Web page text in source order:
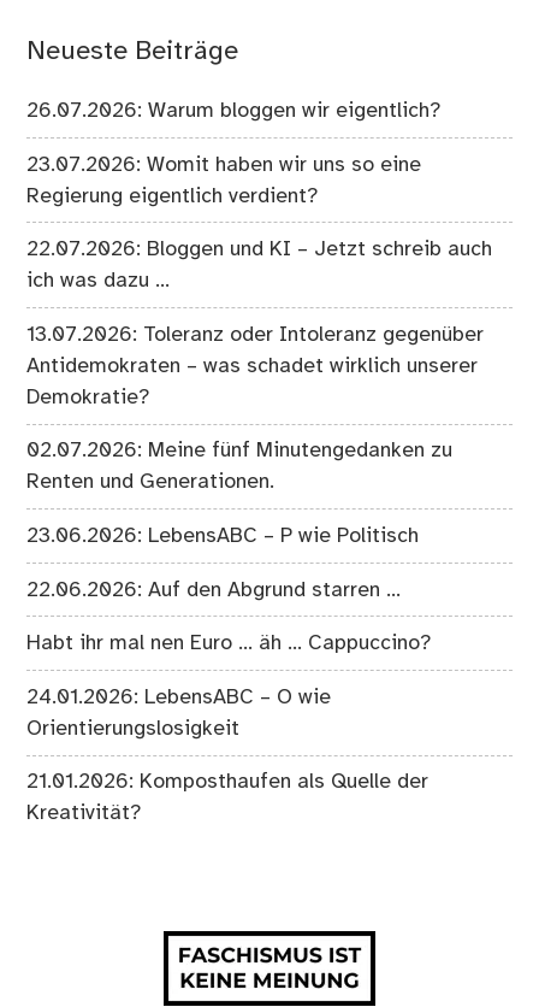
Neueste Beiträge
26.07.2026: Warum bloggen wir eigentlich?
23.07.2026: Womit haben wir uns so eine
Regierung eigentlich verdient?
22.07.2026: Bloggen und KI – Jetzt schreib auch
ich was dazu …
13.07.2026: Toleranz oder Intoleranz gegenüber
Antidemokraten – was schadet wirklich unserer
Demokratie?
02.07.2026: Meine fünf Minutengedanken zu
Renten und Generationen.
23.06.2026: LebensABC – P wie Politisch
22.06.2026: Auf den Abgrund starren …
Habt ihr mal nen Euro … äh … Cappuccino?
24.01.2026: LebensABC – O wie
Orientierungslosigkeit
21.01.2026: Komposthaufen als Quelle der
Kreativität?